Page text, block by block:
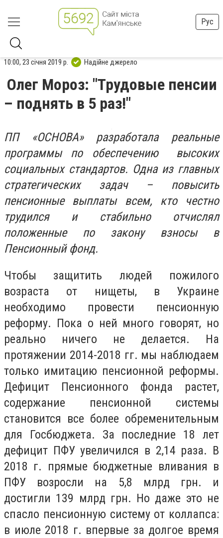
Рус
10:00, 23 січня 2019 р. Надійне джерело
Олег Мороз: "Трудовые пенсии
– поднять в 5 раз!"
ПП «ОСНОВА» разработала реальные
программы по обеспечению высоких
социальных стандартов. Одна из главных
стратегических задач – повысить
пенсионные выплаты всем, кто честно
трудился и стабильно отчислял
положенные по закону взносы в
Пенсионный фонд.
Чтобы защитить людей пожилого
возраста от нищеты, в Украине
необходимо провести пенсионную
реформу. Пока о ней много говорят, но
реально ничего не делается. На
протяжении 2014-2018 гг. мы наблюдаем
только имитацию пенсионной реформы.
Дефицит Пенсионного фонда растет,
содержание пенсионной системы
становится все более обременительным
для Госбюджета. За последние 18 лет
дефицит ПФУ увеличился в 2,14 раза. В
2018 г. прямые бюджетные вливания в
ПФУ возросли на 5,8 млрд грн. и
достигли 139 млрд грн. Но даже это не
спасло пенсионную систему от коллапса:
в июле 2018 г. впервые за долгое время